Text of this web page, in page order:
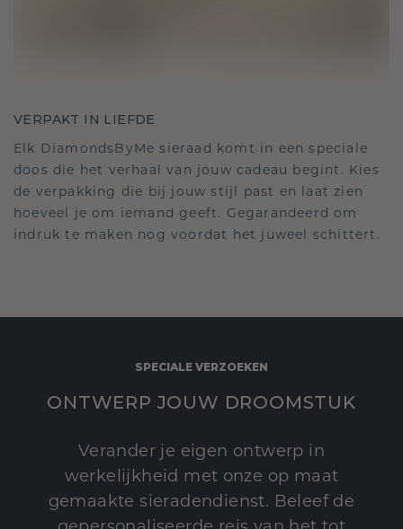
VERPAKT IN LIEFDE
Elk DiamondsByMe sieraad komt in een speciale
doos die het verhaal van jouw cadeau begint. Kies
de verpakking die bij jouw stijl past en laat zien
hoeveel je om iemand geeft. Gegarandeerd om
indruk te maken nog voordat het juweel schittert.
SPECIALE VERZOEKEN
ONTWERP JOUW DROOMSTUK
Verander je eigen ontwerp in
werkelijkheid met onze op maat
gemaakte sieradendienst. Beleef de